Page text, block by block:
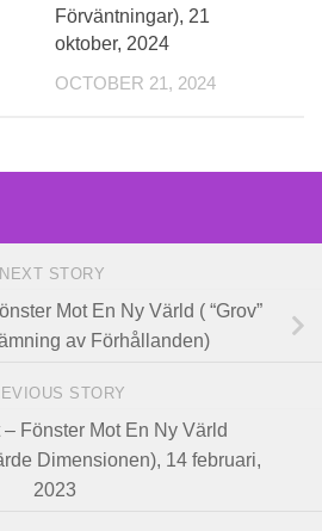
Förväntningar), 21
oktober, 2024
OCTOBER 21, 2024
NEXT STORY
Mot En Ny Värld ( “Grov”
av Förhållanden)
STORY
Fönster Mot En Ny Värld
Dimensionen), 14 februari,
2023